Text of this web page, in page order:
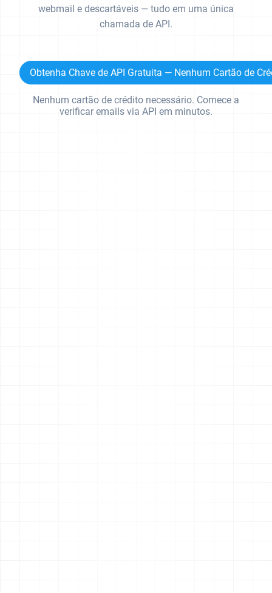
webmail e descartáveis — tudo em uma única
chamada de API.
Obtenha Chave de API Gratuita — Nenhum Cartão de
Nenhum cartão de crédito necessário. Comece a
verificar emails via API em minutos.